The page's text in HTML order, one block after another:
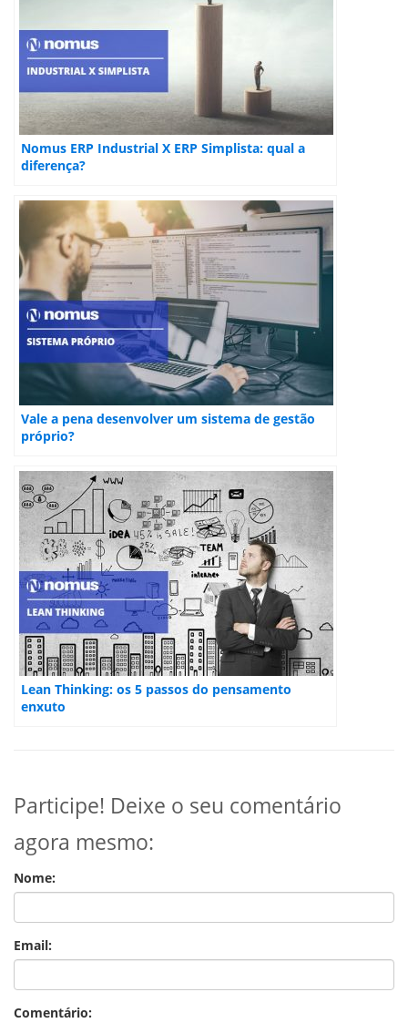
Nomus ERP Industrial X ERP Simplista: qual a
diferença?
Vale a pena desenvolver um sistema de gestão
próprio?
Lean Thinking: os 5 passos do pensamento
enxuto
Participe! Deixe o seu comentário
agora mesmo:
Nome:
Email:
Comentário: